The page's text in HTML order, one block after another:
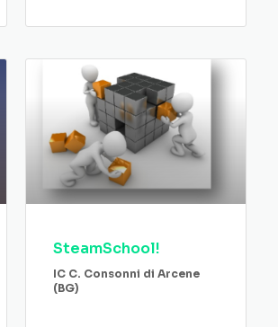
SteamSchool!
IC C. Consonni di Arcene
(BG)